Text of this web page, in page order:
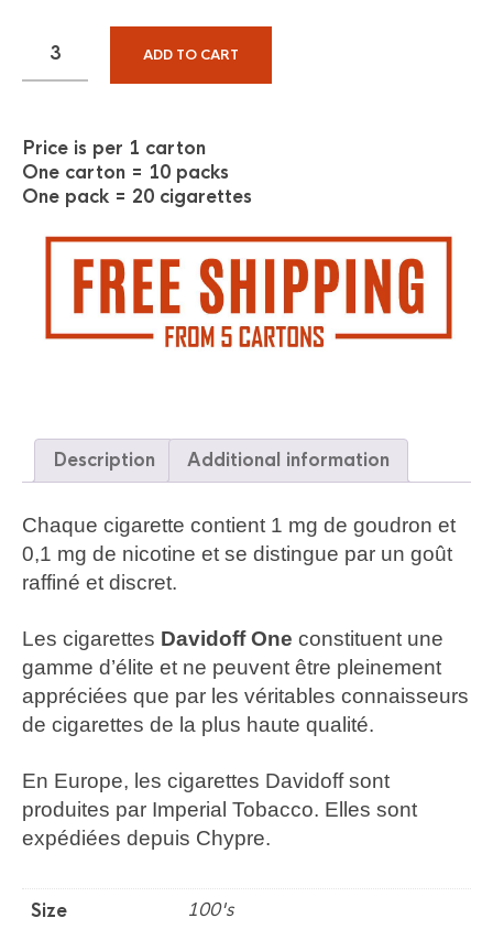
ADD TO CART
Price is per 1 carton
One carton = 10 packs
One pack = 20 cigarettes
Description Additional information
Chaque cigarette contient 1 mg de goudron et
0,1 mg de nicotine et se distingue par un goût
raffiné et discret.
Les cigarettes Davidoff One constituent une
gamme d’élite et ne peuvent être pleinement
appréciées que par les véritables connaisseurs
de cigarettes de la plus haute qualité.
En Europe, les cigarettes Davidoff sont
produites par Imperial Tobacco. Elles sont
expédiées depuis Chypre.
Size
100's